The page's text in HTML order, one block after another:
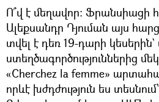
Ո՞վ է մեղավոր։ Ֆրանսիացի
Ալեքսանդր Դյուման այս
տվել է դեռ 19-դարի
ստեղծագործություններից
«Cherchez la femme»
որևէ խժդժություն ես